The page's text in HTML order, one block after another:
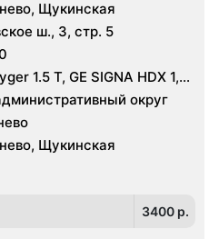
Щукинская
ш., 3, стр. 5
1.5 Т, GE SIGNA HDX 1,5
Brilliance CT 40 срезов,
округ
Щукинская
3400 p.